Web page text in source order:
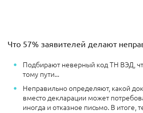
Что 57% заявителей делают
Подбирают неверный код ТН ВЭД,
тому пути...
Неправильно определяют, какой
вместо декларации может
иногда и отказное письмо. В итоге,